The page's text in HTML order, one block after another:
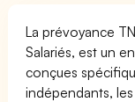
La prévoyance
Salariés, est un
conçues
indépendants,